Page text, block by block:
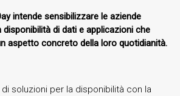
intende sensibilizzare le aziende
disponibilità di dati e applicazioni che
aspetto concreto della loro quotidianità.
soluzioni per la disponibilità con la